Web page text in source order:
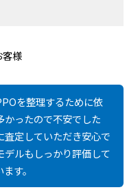
様
を整理するために依
かったので不安でした
査定していただき安心で
デルもしっかり評価して
す。